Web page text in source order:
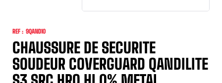
REF : 9QAND10
CHAUSSURE DE SECURITE
SOUDEUR COVERGUARD QANDILITE